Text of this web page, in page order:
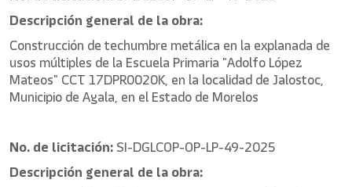
Descripción general de la obra:
Construcción de techumbre metálica en la explanada de
usos múltiples de la Escuela Primaria "Adolfo López
Mateos" CCT 17DPR0020K, en la localidad de Jalostoc,
Municipio de Ayala, en el Estado de Morelos
No. de licitación: SI-DGLCOP-OP-LP-49-2025
Descripción general de la obra: